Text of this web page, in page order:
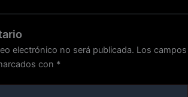
electrónico no será publicada. Los campos
con *